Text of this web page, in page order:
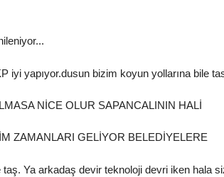
iyi yapıyor.dusun bizim koyun yollarına bile
NİCE OLUR SAPANCALININ HALİ
ZAMANLARI GELİYOR BELEDİYELERE
Ya arkadaş devir teknoloji devri iken hala